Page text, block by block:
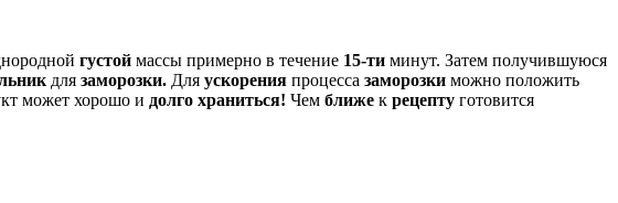
густой массы примерно в течение 15-ти минут. Затем получившуюся
для заморозки. Для ускорения процесса заморозки можно положить
может хорошо и долго храниться! Чем ближе к рецепту готовится